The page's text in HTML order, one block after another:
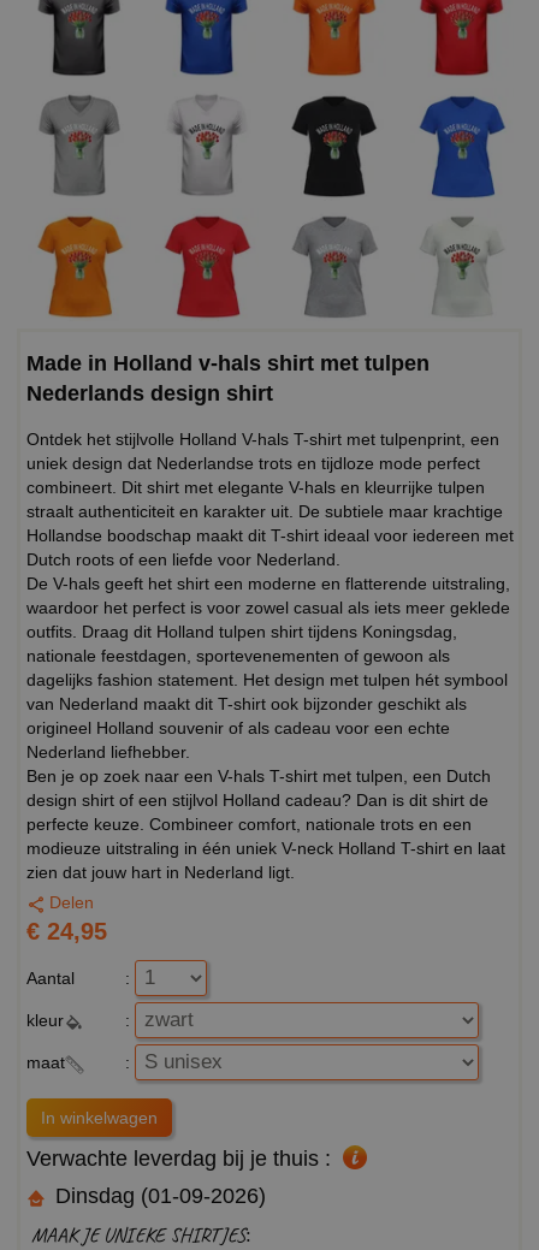
Made in Holland v-hals shirt met tulpen
Nederlands design shirt
Ontdek het stijlvolle Holland V-hals T-shirt met tulpenprint, een
uniek design dat Nederlandse trots en tijdloze mode perfect
combineert. Dit shirt met elegante V-hals en kleurrijke tulpen
straalt authenticiteit en karakter uit. De subtiele maar krachtige
Hollandse boodschap maakt dit T-shirt ideaal voor iedereen met
Dutch roots of een liefde voor Nederland.
De V-hals geeft het shirt een moderne en flatterende uitstraling,
waardoor het perfect is voor zowel casual als iets meer geklede
outfits. Draag dit Holland tulpen shirt tijdens Koningsdag,
nationale feestdagen, sportevenementen of gewoon als
dagelijks fashion statement. Het design met tulpen hét symbool
van Nederland maakt dit T-shirt ook bijzonder geschikt als
origineel Holland souvenir of als cadeau voor een echte
Nederland liefhebber.
Ben je op zoek naar een V-hals T-shirt met tulpen, een Dutch
design shirt of een stijlvol Holland cadeau? Dan is dit shirt de
perfecte keuze. Combineer comfort, nationale trots en een
modieuze uitstraling in één uniek V-neck Holland T-shirt en laat
zien dat jouw hart in Nederland ligt.
Delen
€ 24,95
Aantal :
kleur :
maat :
Verwachte leverdag bij je thuis :
Dinsdag (01-09-2026)
MAAK JE UNIEKE SHIRTJES: